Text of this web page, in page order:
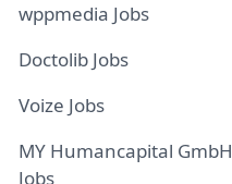
wppmedia Jobs
Doctolib Jobs
Voize Jobs
MY Humancapital GmbH
Jobs